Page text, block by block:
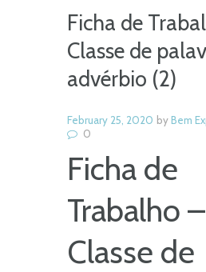
Ficha de
Classe de
advérbio (2)
February 25, 2020 byBem
0
Ficha de
Trabalho –
Classe de